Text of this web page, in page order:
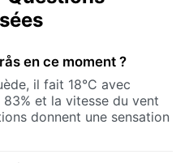
en ce moment ?
il fait 18°C avec
et la vitesse du vent
donnent une sensation